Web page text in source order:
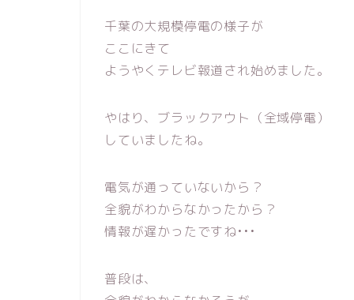
千葉の大規模停電の様子が
ここにきて
ようやくテレビ報道され始めました。
やはり、ブラックアウト（全域停電）
していましたね。
電気が通っていないから？
全貌がわからなかったから？
情報が遅かったですね•••
普段は、